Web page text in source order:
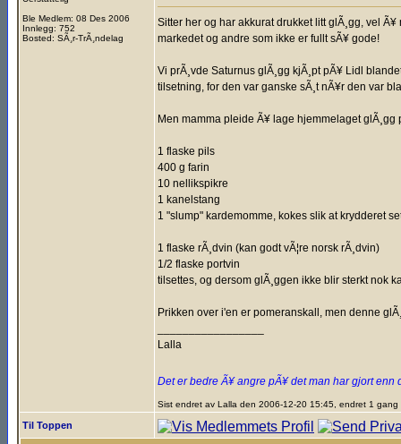
Ble Medlem: 08 Des 2006
Innlegg: 752
Bosted: SÃ¸r-TrÃ¸ndelag
Sitter her og har akkurat drukket litt glÃ¸gg, vel
markedet og andre som ikke er fullt sÃ¥ gode!
Vi prÃ¸vde Saturnus glÃ¸gg kjÃ¸pt pÃ¥ Lidl
tilsetning, for den var ganske sÃ¸t nÃ¥r den var
Men mamma pleide Ã¥ lage hjemmelaget
1 flaske pils
400 g farin
10 nellikspikre
1 kanelstang
1 "slump" kardemomme, kokes slik at krydderet
1 flaske rÃ¸dvin (kan godt vÃ¦re norsk rÃ¸dvin)
1/2 flaske portvin
tilsettes, og dersom glÃ¸ggen ikke blir sterkt nok
Prikken over i'en er pomeranskall, men denne
Lalla
Det er bedre Ã¥ angre pÃ¥ det man har gjort enn
Sist endret av Lalla den 2006-12-20 15:45, endret 1 gang
Til Toppen